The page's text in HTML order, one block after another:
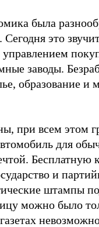
была
это
заводы.
образование и
при всем этом
для
Бесплатную
и
штампы
можно было